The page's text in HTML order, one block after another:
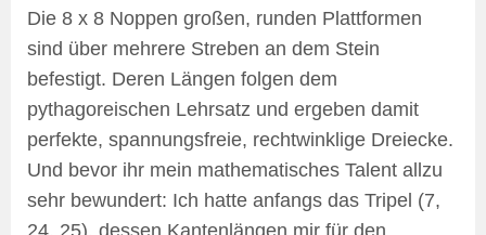
Die 8 x 8 Noppen großen, runden Plattformen
sind über mehrere Streben an dem Stein
befestigt. Deren Längen folgen dem
pythagoreischen Lehrsatz und ergeben damit
perfekte, spannungsfreie, rechtwinklige Dreiecke.
Und bevor ihr mein mathematisches Talent allzu
sehr bewundert: Ich hatte anfangs das Tripel (7,